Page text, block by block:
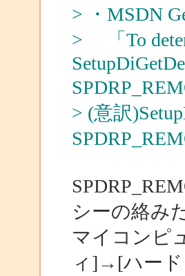
> ・MSDN
> 「To
> (意訳
シーの絡み
マイコンピ
ィ]→[ハー